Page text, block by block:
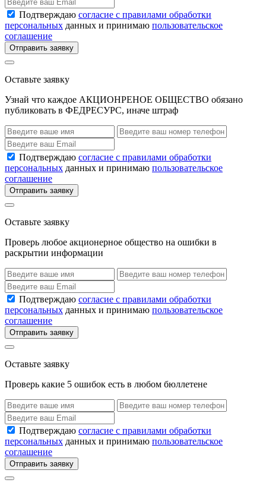
Подтверждаю согласие с правилами обработки
персональных данных и принимаю пользовательское
соглашение
Отправить заявку
Оставьте заявку
Узнай что каждое АКЦИОНРЕНОЕ ОБЩЕСТВО обязано
публиковать в ФЕДРЕСУРС, иначе штраф
Подтверждаю согласие с правилами обработки
персональных данных и принимаю пользовательское
соглашение
Отправить заявку
Оставьте заявку
Проверь любое акционерное общество на ошибки в
раскрытии информации
Подтверждаю согласие с правилами обработки
персональных данных и принимаю пользовательское
соглашение
Отправить заявку
Оставьте заявку
Проверь какие 5 ошибок есть в любом бюллетене
Подтверждаю согласие с правилами обработки
персональных данных и принимаю пользовательское
соглашение
Отправить заявку